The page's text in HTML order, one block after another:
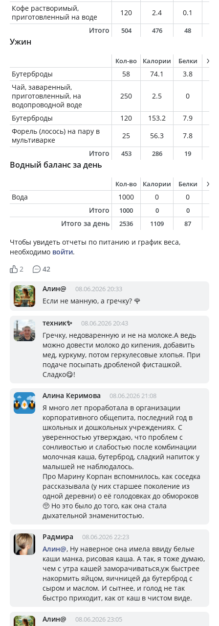
Кофе растворимый,
приготовленный на воде
120 2.4 0.1
Итого
504 476 48
Ужин
Кол-во Калории Белки
Бутерброды 58 74.1 3.8
Чай, заваренный,
приготовленный, на
водопроводной воде
250 2.5 0
Бутерброды 120 153.2 7.9
Форель (лосось) на пару в
мультиварке
25 56.3 7.8
Итого
453 286 19
Водный баланс за день
Кол-во Калории Белки
Вода 1000 0 0
Итого
1000 0 0
Итого за день 2536 1109 87
Чтобы увидеть отчеты по питанию и график веса,
необходимо войти.
2
42
Алин@ 08.06.2026 20:33
Если не манную, а гречку? 🌹
техник✨ 08.06.2026 20:43
Гречку, недоваренную и не на молоке.А ведь
можно довести молоко до кипения, добавить
мед, куркуму, потом геркулесовые хлопья. При
подаче посыпать дробленой фисташкой.
Сладко😋!
Алина Керимова 08.06.2026 21:08
Я много лет проработала в организации
корпоративного общепита, последний год в
школьных и дошкольных учреждениях. С
уверенностью утверждаю, что проблем с
сонливостью и слабостью после комбинации
молочная каша, бутерброд, сладкий напиток у
малышей не наблюдалось.
Про Марину Корпан вспомнилось, как соседка
рассказывала (у них старшее поколение из
одной деревни) о её голодовках до обмороков
🥺 Но это было до того, как она стала
дыхательной знаменитостью.
Радмира 08.06.2026 22:23
Алин@, Ну наверное она имела ввиду белые
каши манка, рисовая каша. А так, я тоже думаю,
чем с утра кашей заморачиваться,уж быстрее
накормить яйцом, яичницей да бутерброд с
сыром и маслом. И сытнее, и голод не так
быстро приходит, как от каш в чистом виде.
Алин@ 08.06.2026 23:05